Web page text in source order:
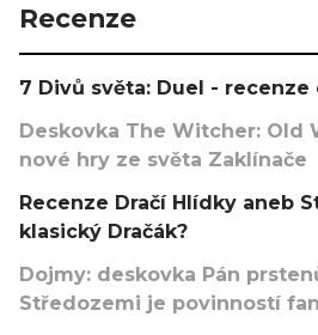
Recenze
7 Divů světa: Duel -
Deskovka The Witcher: Old
nové hry ze světa Zaklínače
Recenze Dračí Hlídky aneb
klasický Dračák?
Dojmy: deskovka Pán
Středozemi je povinností